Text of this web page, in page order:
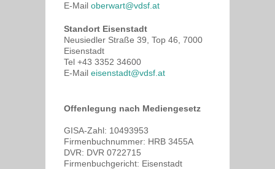
E-Mail oberwart@vdsf.at
Standort Eisenstadt
Neusiedler Straße 39, Top 46, 7000
Eisenstadt
Tel +43 3352 34600
E-Mail eisenstadt@vdsf.at
Offenlegung nach Mediengesetz
GISA-Zahl: 10493953
Firmenbuchnummer: HRB 3455A
DVR: DVR 0722715
Firmenbuchgericht: Eisenstadt